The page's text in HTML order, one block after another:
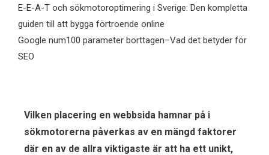
Vilken placering en webbsida hamnar på i
sökmotorerna påverkas av en mängd faktorer
där en av de allra viktigaste är att ha ett unikt,
E-E-A-T och sökmotoroptimering i Sverige: Den kompletta
guiden till att bygga förtroende online
Google num100 parameter borttagen–Vad det betyder för
SEO